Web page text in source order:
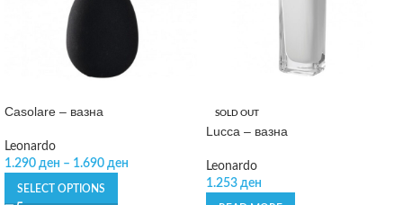
Casolare – вазна
Leonardo
1.290 ден – 1.690 ден
SELECT OPTIONS
SOLD OUT
Lucca – вазна
Leonardo
1.253 ден